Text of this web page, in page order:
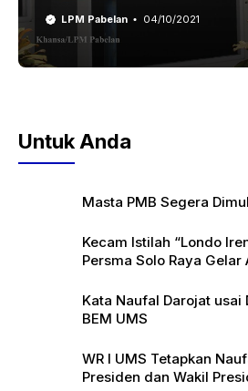
LPM Pabelan 04/10/2021
Untuk Anda
Masta PMB Segera
Kecam Istilah “Londo
Persma Solo Raya Gelar
Kata Naufal Darojat
BEM UMS
WR I UMS Tetapkan
Presiden dan Wakil